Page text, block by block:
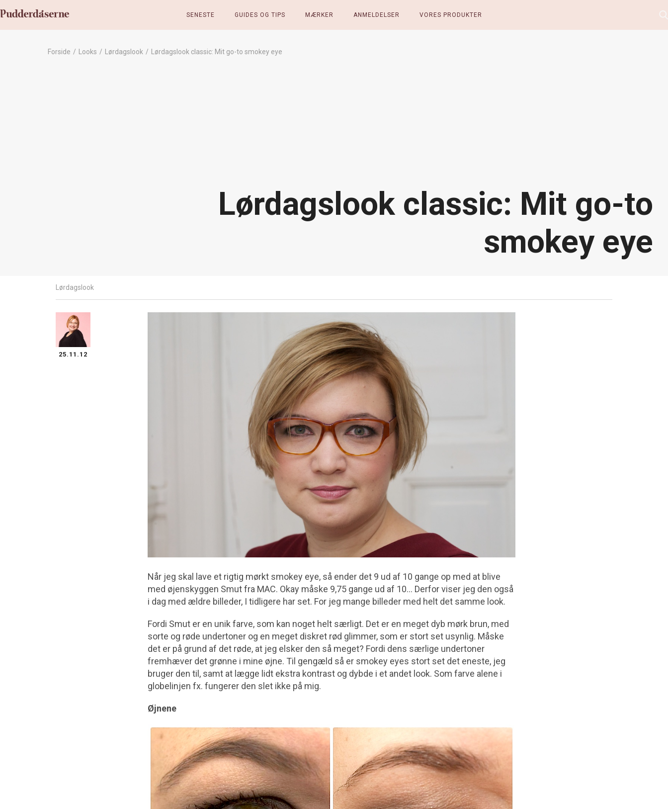
SENESTE GUIDES OG TIPS MÆRKER ANMELDELSER VORES PRODUKTER
Forside / Looks / Lørdagslook / Lørdagslook classic: Mit go-to smokey eye
Lørdagslook classic: Mit go-to
smokey eye
Lørdagslook
25.11.12
Når jeg skal lave et rigtig mørkt smokey eye, så ender det 9 ud af 10 gange op med at blive
med øjenskyggen Smut fra MAC. Okay måske 9,75 gange ud af 10… Derfor viser jeg den også
i dag med ældre billeder, I tidligere har set. For jeg mange billeder med helt det samme look.
Fordi Smut er en unik farve, som kan noget helt særligt. Det er en meget dyb mørk brun, med
sorte og røde undertoner og en meget diskret rød glimmer, som er stort set usynlig. Måske
det er på grund af det røde, at jeg elsker den så meget? Fordi dens særlige undertoner
fremhæver det grønne i mine øjne. Til gengæld så er smokey eyes stort set det eneste, jeg
bruger den til, samt at lægge lidt ekstra kontrast og dybde i et andet look. Som farve alene i
globelinjen fx. fungerer den slet ikke på mig.
Øjnene